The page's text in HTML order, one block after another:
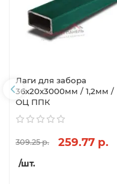
Лаги для забора
36х20x3000мм / 1,2мм /
ОЦ ППК
309.25 р. 259.77 р.
/шт.